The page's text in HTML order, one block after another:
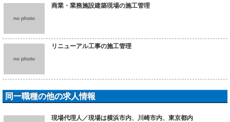
no photo
商業・業務施設建築現場の施工管理
no photo
リニューアル工事の施工管理
同一職種の他の求人情報
現場代理人／現場は横浜市内、川崎市内、東京都内